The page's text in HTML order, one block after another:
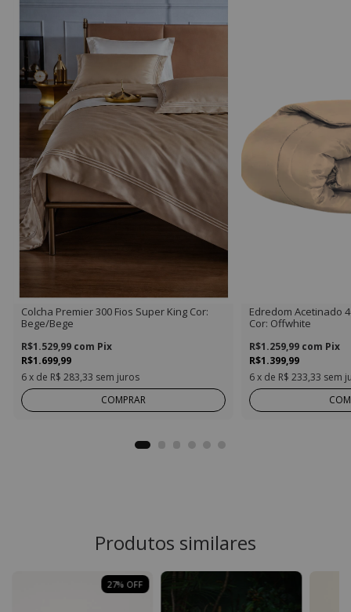
Colcha Premier 300 Fios Super King Cor:
Bege/Bege
R$1.699,99
R$1.529,99 com Pix
6x de R$ 283,33 sem juros
COMPRAR
Edredom Acetinado
Cor: Offwhite
R$1.399,99
R$1.259,99 com Pix
6x de R$ 233,33 sem
Produtos similares
27% OFF